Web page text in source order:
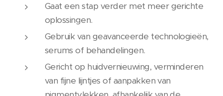
Gaat een stap verder met meer gerichte
oplossingen.
Gebruik van geavanceerde technologieën,
serums of behandelingen.
Gericht op huidvernieuwing, verminderen
van fijne lijntjes of aanpakken van